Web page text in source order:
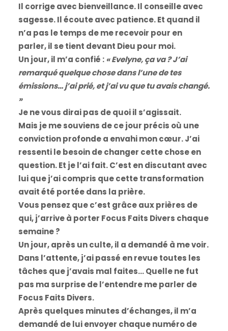
Il corrige avec bienveillance. Il conseille avec
sagesse. Il écoute avec patience. Et quand il
n’a pas le temps de me recevoir pour en
parler, il se tient devant Dieu pour moi.
Un jour, il m’a confié : « Evelyne, ça va ? J’ai
remarqué quelque chose dans l’une de tes
émissions… j’ai prié, et j’ai vu que tu avais changé.
»
Je ne vous dirai pas de quoi il s’agissait.
Mais je me souviens de ce jour précis où une
conviction profonde a envahi mon cœur. J’ai
ressenti le besoin de changer cette chose en
question. Et je l’ai fait. C’est en discutant avec
lui que j’ai compris que cette transformation
avait été portée dans la prière.
Vous pensez que c’est grâce aux prières de
qui, j’arrive à porter Focus Faits Divers chaque
semaine ?
Un jour, après un culte, il a demandé à me voir.
Dans l’attente, j’ai passé en revue toutes les
tâches que j’avais mal faites… Quelle ne fut
pas ma surprise de l’entendre me parler de
Focus Faits Divers.
Après quelques minutes d’échanges, il m’a
demandé de lui envoyer chaque numéro de